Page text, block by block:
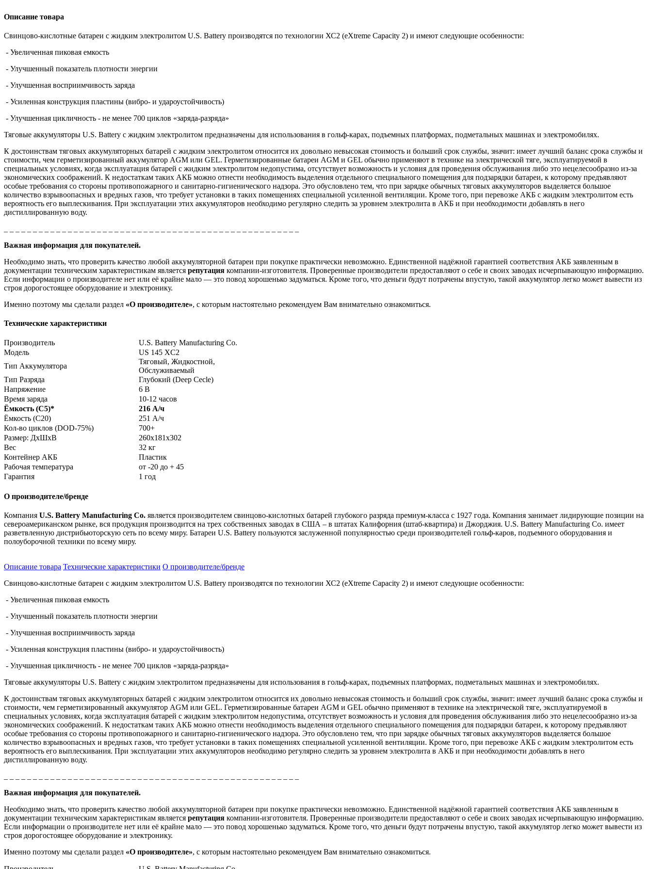
Описание товара
Свинцово-кислотные батареи с жидким электролитом U.S. Battery производятся по технологии ХС2 (eXtreme Capacity 2) и имеют следующие особенности:
- Увеличенная пиковая емкость
- Улучшенный показатель плотности энергии
- Улучшенная восприимчивость заряда
- Усиленная конструкция пластины (вибро- и удароустойчивость)
- Улучшенная цикличность - не менее 700 циклов «заряда-разряда»
Тяговые аккумуляторы U.S. Battery с жидким электролитом предназначены для использования в гольф-карах, подъемных платформах, подметальных машинах и электромобилях.
К достоинствам тяговых аккумуляторных батарей с жидким электролитом относится их довольно невысокая стоимость и больший срок службы, значит: имеет лучший баланс срока службы и
стоимости, чем герметизированный аккумулятор AGM или GEL. Герметизированные батареи AGM и GEL обычно применяют в технике на электрической тяге, эксплуатируемой в
специальных условиях, когда эксплуатация батарей с жидким электролитом недопустима, отсутствует возможность и условия для проведения обслуживания либо это нецелесообразно из-за
экономических соображений. К недостаткам таких АКБ можно отнести необходимость выделения отдельного специального помещения для подзарядки батареи, к которому предъявляют
особые требования со стороны противопожарного и санитарно-гигиенического надзора. Это обусловлено тем, что при зарядке обычных тяговых аккумуляторов выделяется большое
количество взрывоопасных и вредных газов, что требует установки в таких помещениях специальной усиленной вентиляции. Кроме того, при перевозке АКБ с жидким электролитом есть
вероятность его выплескивания. При эксплуатации этих аккумуляторов необходимо регулярно следить за уровнем электролита в АКБ и при необходимости добавлять в него
дистиллированную воду.
Важная информация для покупателей.
Необходимо знать, что проверить качество любой аккумуляторной батареи при покупке практически невозможно. Единственной надёжной гарантией соответствия АКБ заявленным в
документации техническим характеристикам является репутация компании-изготовителя. Проверенные производители предоставляют о себе и своих заводах исчерпывающую информацию.
Если информации о производителе нет или её крайне мало — это повод хорошенько задуматься. Кроме того, что деньги будут потрачены впустую, такой аккумулятор легко может вывести из
строя дорогостоящее оборудование и электронику.
Именно поэтому мы сделали раздел «О производителе», с которым настоятельно рекомендуем Вам внимательно ознакомиться.
Технические характеристики
Производитель
U.S. Battery Manufacturing Co.
Модель
US 145 XC2
Тип Аккумулятора
Тяговый, Жидкостной,
Обслуживаемый
Тип Разряда
Глубокий (Deep Cecle)
Напряжение
6 В
Время заряда
10-12 часов
Ёмкость (С5)*
216 А/ч
Ёмкость (С20)
251 А/ч
Кол-во циклов (DOD-75%)
700+
Размер: ДхШхВ
260x181x302
Вес
32 кг
Контейнер АКБ
Пластик
Рабочая температура
от -20 до + 45
Гарантия
1 год
О производителе/бренде
Компания U.S. Battery Manufacturing Co. является производителем свинцово-кислотных батарей глубокого разряда премиум-класса с 1927 года. Компания занимает лидирующие позиции на
североамериканском рынке, вся продукция производится на трех собственных заводах в США – в штатах Калифорния (штаб-квартира) и Джорджия. U.S. Battery Manufacturing Co. имеет
разветвленную дистрибьюторскую сеть по всему миру. Батареи U.S. Battery пользуются заслуженной популярностью среди производителей гольф-каров, подъемного оборудования и
полоуборочной техники по всему миру.
Описание товара Технические характеристики О производителе/бренде
Свинцово-кислотные батареи с жидким электролитом U.S. Battery производятся по технологии ХС2 (eXtreme Capacity 2) и имеют следующие особенности:
- Увеличенная пиковая емкость
- Улучшенный показатель плотности энергии
- Улучшенная восприимчивость заряда
- Усиленная конструкция пластины (вибро- и удароустойчивость)
- Улучшенная цикличность - не менее 700 циклов «заряда-разряда»
Тяговые аккумуляторы U.S. Battery с жидким электролитом предназначены для использования в гольф-карах, подъемных платформах, подметальных машинах и электромобилях.
К достоинствам тяговых аккумуляторных батарей с жидким электролитом относится их довольно невысокая стоимость и больший срок службы, значит: имеет лучший баланс срока службы и
стоимости, чем герметизированный аккумулятор AGM или GEL. Герметизированные батареи AGM и GEL обычно применяют в технике на электрической тяге, эксплуатируемой в
специальных условиях, когда эксплуатация батарей с жидким электролитом недопустима, отсутствует возможность и условия для проведения обслуживания либо это нецелесообразно из-за
экономических соображений. К недостаткам таких АКБ можно отнести необходимость выделения отдельного специального помещения для подзарядки батареи, к которому предъявляют
особые требования со стороны противопожарного и санитарно-гигиенического надзора. Это обусловлено тем, что при зарядке обычных тяговых аккумуляторов выделяется большое
количество взрывоопасных и вредных газов, что требует установки в таких помещениях специальной усиленной вентиляции. Кроме того, при перевозке АКБ с жидким электролитом есть
вероятность его выплескивания. При эксплуатации этих аккумуляторов необходимо регулярно следить за уровнем электролита в АКБ и при необходимости добавлять в него
дистиллированную воду.
Важная информация для покупателей.
Необходимо знать, что проверить качество любой аккумуляторной батареи при покупке практически невозможно. Единственной надёжной гарантией соответствия АКБ заявленным в
документации техническим характеристикам является репутация компании-изготовителя. Проверенные производители предоставляют о себе и своих заводах исчерпывающую информацию.
Если информации о производителе нет или её крайне мало — это повод хорошенько задуматься. Кроме того, что деньги будут потрачены впустую, такой аккумулятор легко может вывести из
строя дорогостоящее оборудование и электронику.
Именно поэтому мы сделали раздел «О производителе», с которым настоятельно рекомендуем Вам внимательно ознакомиться.